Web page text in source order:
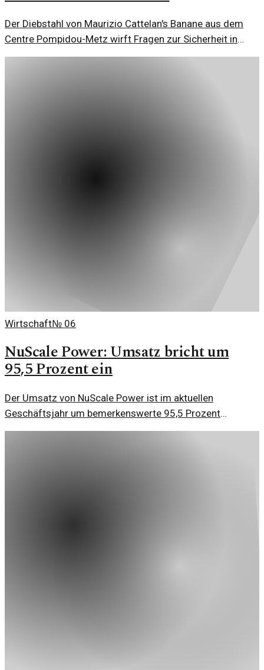
Der Diebstahl von Maurizio Cattelan's Banane aus dem
Centre Pompidou-Metz wirft Fragen zur Sicherheit in
Museen und zur Kunstwahrnehmung auf. Ein Blick auf die
Wirtschaft№ 06
NuScale Power: Umsatz bricht um
95,5 Prozent ein
Der Umsatz von NuScale Power ist im aktuellen
Geschäftsjahr um bemerkenswerte 95,5 Prozent
eingebrochen, was Fragen zur Stabilität des